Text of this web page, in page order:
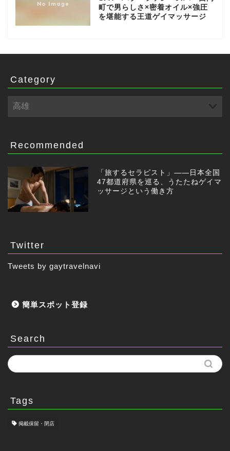
町で男らしさ×密着オイル×強圧
を堪能する王道ゲイマッサージ
Category
Recommended
「旅するセラピスト」——日本全国
47都道府県を巡る、うたたねゲイマ
ッサージという働き方
Twitter
Tweets by gaytravelnavi
簡単スポット登録
Search
Tags
掲載保留・閉店